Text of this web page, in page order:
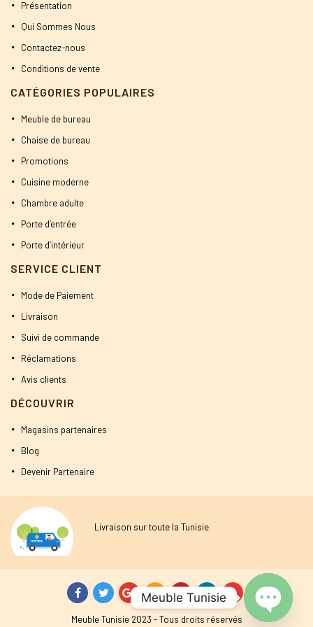
Présentation
Qui Sommes Nous
Contactez-nous
Conditions de vente
CATÉGORIES POPULAIRES
Meuble de bureau
Chaise de bureau
Promotions
Cuisine moderne
Chambre adulte
Porte d’entrée
Porte d’intérieur
SERVICE CLIENT
Mode de Paiement
Livraison
Suivi de commande
Réclamations
Avis clients
DÉCOUVRIR
Magasins partenaires
Blog
Devenir Partenaire
Livraison sur toute la Tunisie
Meuble Tunisie 2023 - Tous droits réservés
Meuble Tunisie